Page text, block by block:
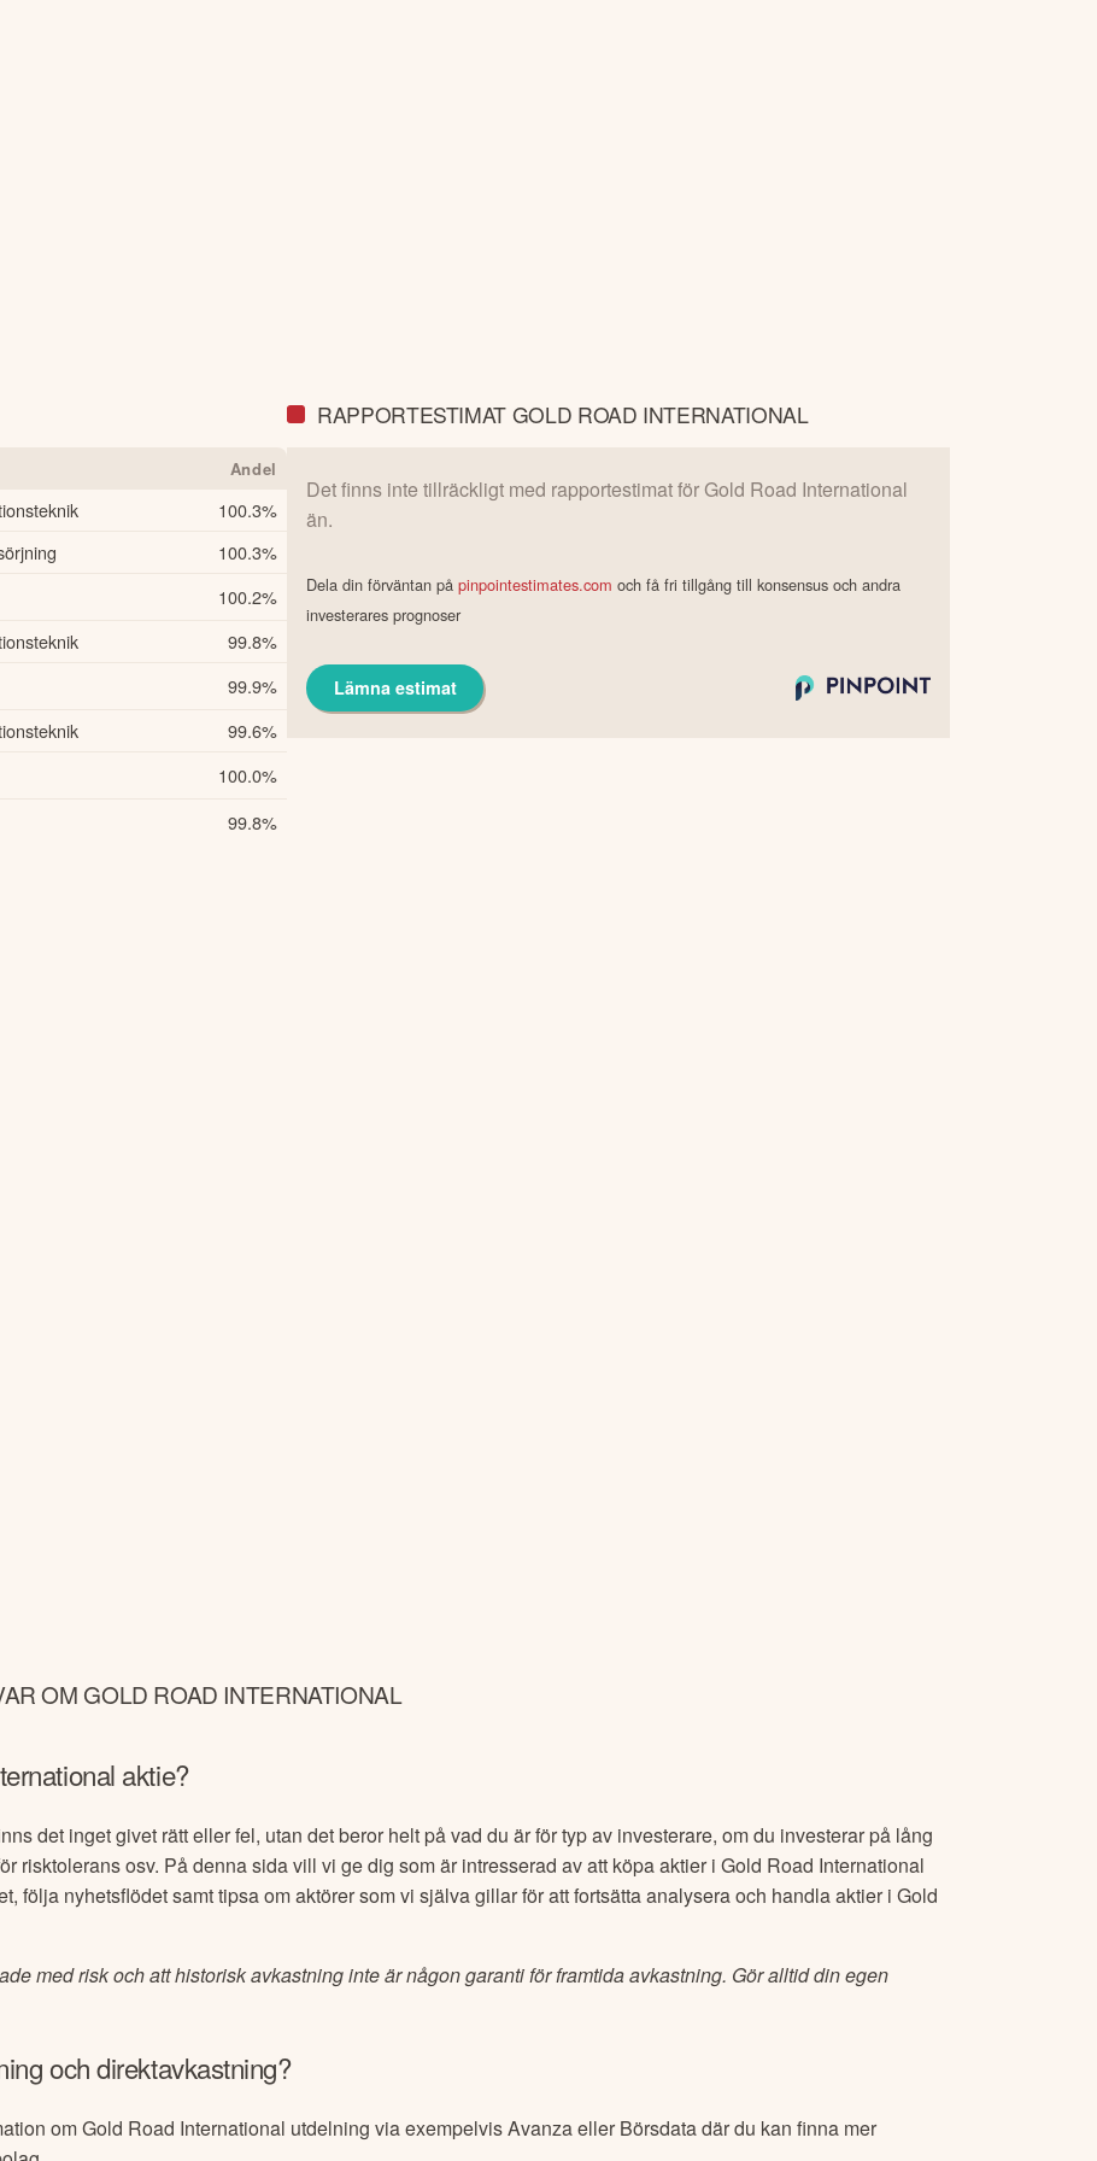
Andel
100.3%
100.3%
100.2%
99.8%
99.9%
99.6%
100.0%
99.8%
RAPPORTESTIMAT GOLD ROAD INTERNATIONAL
Det finns inte tillräckligt med rapportestimat förGold Road International
än.
Dela din förväntan på pinpointestimates.com och få fri tillgång till konsensus och andra
investerares prognoser
Lämna estimat
OM GOLD ROAD INTERNATIONAL
aktie?
det inget givet rätt eller fel, utan det beror helt på vad du är för typ av investerare, om du investerar på lång
risktolerans osv. På denna sida vill vi ge dig som är intresserad av att köpa aktier i Gold Road International
följa nyhetsflödet samt tipsa om aktörer som vi själva gillar för att fortsätta analysera och handla aktier i Gold
med risk och att historisk avkastning inte är någon garanti för framtida avkastning. Gör alltid din egen
och direktavkastning?
omGold Road International utdelning via exempelvis Avanza eller Börsdata där du kan finna mer